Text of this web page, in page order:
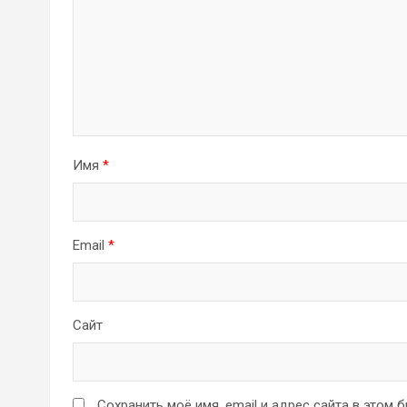
Имя *
Email *
Сайт